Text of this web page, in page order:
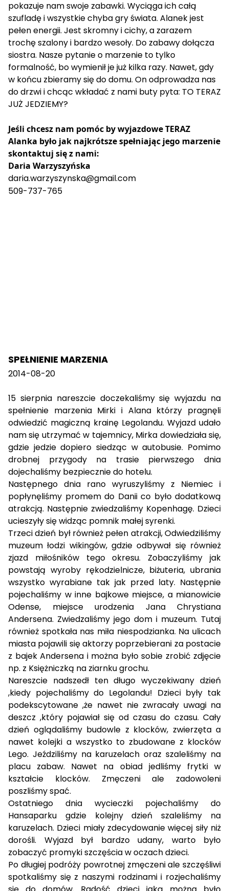
pokazuje nam swoje zabawki. Wyciąga ich całą
szufladę i wszystkie chyba gry świata. Alanek jest
pełen energii. Jest skromny i cichy, a zarazem
trochę szalony i bardzo wesoły. Do zabawy dołącza
siostra. Nasze pytanie o marzenie to tylko
formalność, bo wymienił je już kilka razy. Nawet, gdy
w końcu zbieramy się do domu. On odprowadza nas
do drzwi i chcąc wkładać z nami buty pyta: TO TERAZ
JUŻ JEDZIEMY?
Jeśli chcesz nam pomóc by wyjazdowe TERAZ
Alanka było jak najkrótsze spełniając jego marzenie
skontaktuj się z nami:
Daria Warzyszyńska
daria.warzyszynska@gmail.com
509-737-765
SPEŁNIENIE MARZENIA
2014-08-20
15 sierpnia nareszcie doczekaliśmy się wyjazdu na
spełnienie marzenia Mirki i Alana którzy pragnęli
odwiedzić magiczną krainę Legolandu. Wyjazd udało
nam się utrzymać w tajemnicy, Mirka dowiedziała się,
gdzie jedzie dopiero siedząc w autobusie. Pomimo
drobnej przygody na trasie pierwszego dnia
dojechaliśmy bezpiecznie do hotelu.
Następnego dnia rano wyruszyliśmy z Niemiec i
popłynęliśmy promem do Danii co było dodatkową
atrakcją. Następnie zwiedzaliśmy Kopenhagę. Dzieci
ucieszyły się widząc pomnik małej syrenki.
Trzeci dzień był również pełen atrakcji, Odwiedziliśmy
muzeum łodzi wikingów, gdzie odbywał się również
zjazd miłośników tego okresu. Zobaczyliśmy jak
powstają wyroby rękodzielnicze, biżuteria, ubrania
wszystko wyrabiane tak jak przed laty. Następnie
pojechaliśmy w inne bajkowe miejsce, a mianowicie
Odense, miejsce urodzenia Jana Chrystiana
Andersena. Zwiedzaliśmy jego dom i muzeum. Tutaj
również spotkała nas miła niespodzianka. Na ulicach
miasta pojawili się aktorzy poprzebierani za postacie
z bajek Andersena i można było sobie zrobić zdjęcie
np. z Księżniczką na ziarnku grochu.
Nareszcie nadszedł ten długo wyczekiwany dzień
,kiedy pojechaliśmy do Legolandu! Dzieci były tak
podekscytowane ,że nawet nie zwracały uwagi na
deszcz ,który pojawiał się od czasu do czasu. Cały
dzień oglądaliśmy budowle z klocków, zwierzęta a
nawet kolejki a wszystko to zbudowane z klocków
Lego. Jeździliśmy na karuzelach oraz szaleliśmy na
placu zabaw. Nawet na obiad jedliśmy frytki w
kształcie klocków. Zmęczeni ale zadowoleni
poszliśmy spać.
Ostatniego dnia wycieczki pojechaliśmy do
Hansaparku gdzie kolejny dzień szaleliśmy na
karuzelach. Dzieci miały zdecydowanie więcej siły niż
dorośli. Wyjazd był bardzo udany, warto było
zobaczyć promyki szczęścia w oczach dzieci.
Po długiej podróży powrotnej zmęczeni ale szczęśliwi
spotkaliśmy się z naszymi rodzinami i rozjechaliśmy